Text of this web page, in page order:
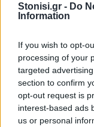
Stonisi.gr - Do
Information
If you wish to opt-
processing of your
targeted
section to confirm
opt-out request is
interest-based ads
us or personal
Ο Γιώργος
στην ομιλία